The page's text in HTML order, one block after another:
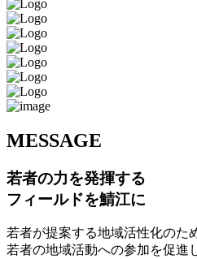
MESSAGE
若者の力を発揮する
フィールドを鯖江に
若者が提案する地域活性化のた
若者の地域活動への参加を促進